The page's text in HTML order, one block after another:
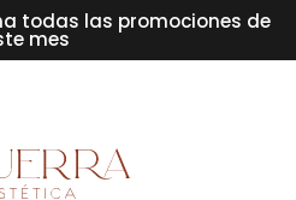
todas las promociones de
mes